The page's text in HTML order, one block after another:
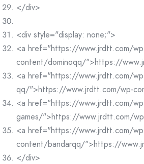
</div>
<div style="display: none;">
<a href="https://www.jrdtt.com/
content/dominoqq/">https://
<a href="https://www.jrdtt.com/
qq/">https://www.jrdtt.com/wp-
<a href="https://www.jrdtt.com/
games/">https://www.jrdtt.com/
<a href="https://www.jrdtt.com/
content/bandarqq/">https://
</div>